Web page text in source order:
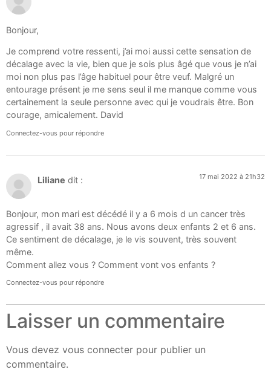
Bonjour,
Je comprend votre ressenti, j’ai moi aussi cette sensation de
décalage avec la vie, bien que je sois plus âgé que vous je n’ai
moi non plus pas l’âge habituel pour être veuf. Malgré un
entourage présent je me sens seul il me manque comme vous
certainement la seule personne avec qui je voudrais être. Bon
courage, amicalement. David
Connectez-vous pour répondre
Liliane dit : 17 mai 2022 à 21h32
Bonjour, mon mari est décédé il y a 6 mois d un cancer très
agressif , il avait 38 ans. Nous avons deux enfants 2 et 6 ans.
Ce sentiment de décalage, je le vis souvent, très souvent
même.
Comment allez vous ? Comment vont vos enfants ?
Connectez-vous pour répondre
Laisser un commentaire
Vous devez vous connecter pour publier un
commentaire.